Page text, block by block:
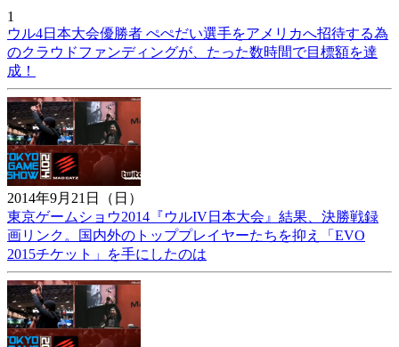
1
ウル4日本大会優勝者 ぺぺだい選手をアメリカへ招待する為
のクラウドファンディングが、たった数時間で目標額を達
成！
2014年9月21日（日）
東京ゲームショウ2014『ウルIV日本大会』結果、決勝戦録
画リンク。国内外のトッププレイヤーたちを抑え「EVO
2015チケット」を手にしたのは